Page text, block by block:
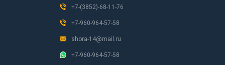
+7-(3852)-68-11-76
+7-960-964-57-58
shora-14@mail.ru
+7-960-964-57-58